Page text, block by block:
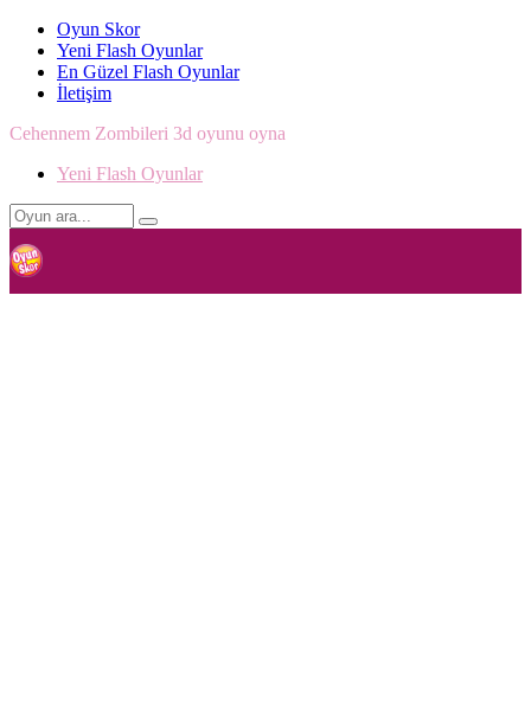
Oyun Skor
Yeni Flash Oyunlar
En Güzel Flash Oyunlar
İletişim
Cehennem Zombileri 3d oyunu oyna
Yeni Flash Oyunlar